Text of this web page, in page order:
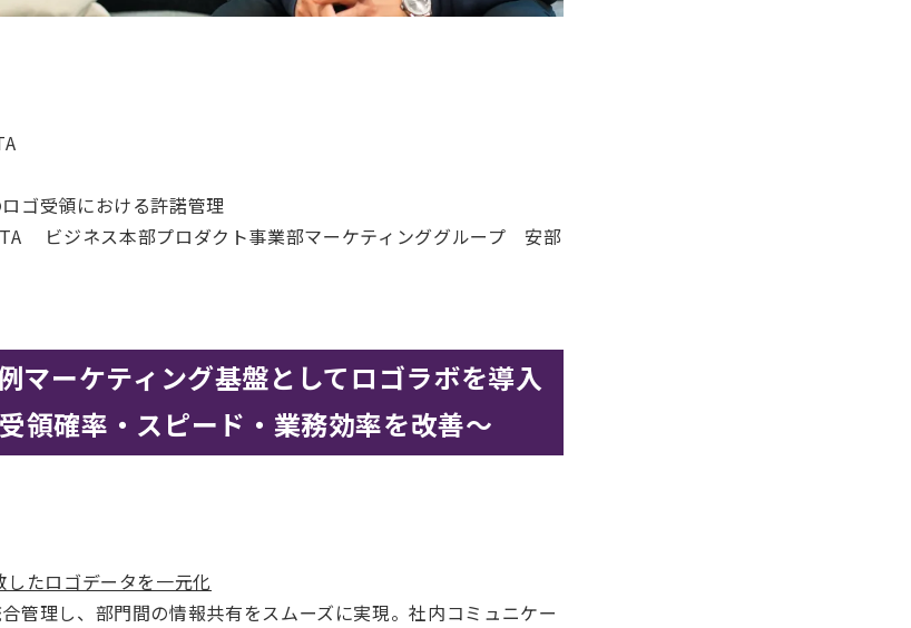
ゴ受領における許諾管理
ビジネス本部プロダクト事業部マーケティンググループ 安部
マーケティング基盤としてロゴラボを導入
領確率・スピード・業務効率を改善〜
たロゴデータを一元化
管理し、部門間の情報共有をスムーズに実現。社内コミュニケー